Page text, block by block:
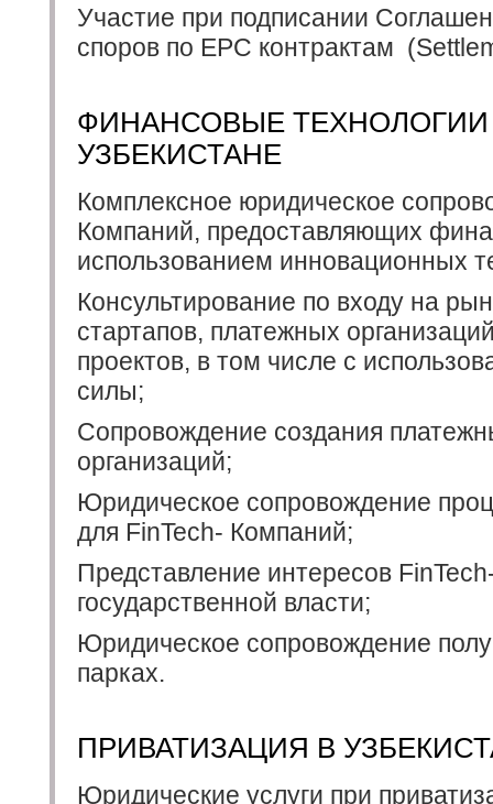
Участие при подписании
споров по EPC контрактам
ФИНАНСОВЫЕ ТЕХНОЛОГИИ
УЗБЕКИСТАНЕ
Комплексное юридическое
Компаний, предоставляющих
использованием инновационных
Консультирование по входу на
стартапов, платежных
проектов, в том числе с
силы;
Сопровождение создания
организаций;
Юридическое сопровождение
для FinTech- Компаний;
Представление интересов
государственной власти;
Юридическое сопровождение
парках.
ПРИВАТИЗАЦИЯ В
Юридические услуги при